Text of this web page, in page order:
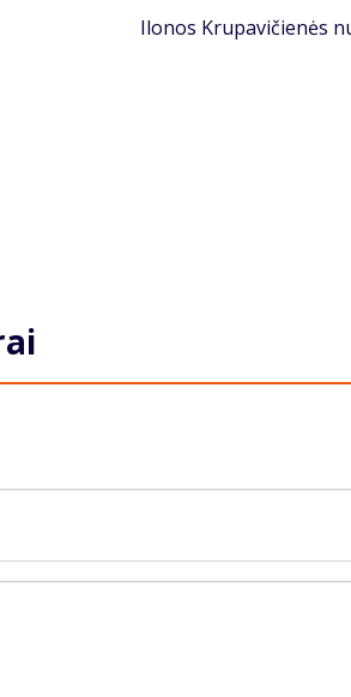
Ilonos Krupavičienės